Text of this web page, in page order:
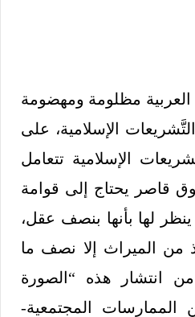
مظلومة ومهضومة
الإسلامية، على
الإسلامية تتعامل
قاصر يحتاج إلى قوامة
لها بأنها بنصف عقل،
من الميراث إلا نصف ما
انتشار هذه “الصورة
الممارسات المجتمعية-